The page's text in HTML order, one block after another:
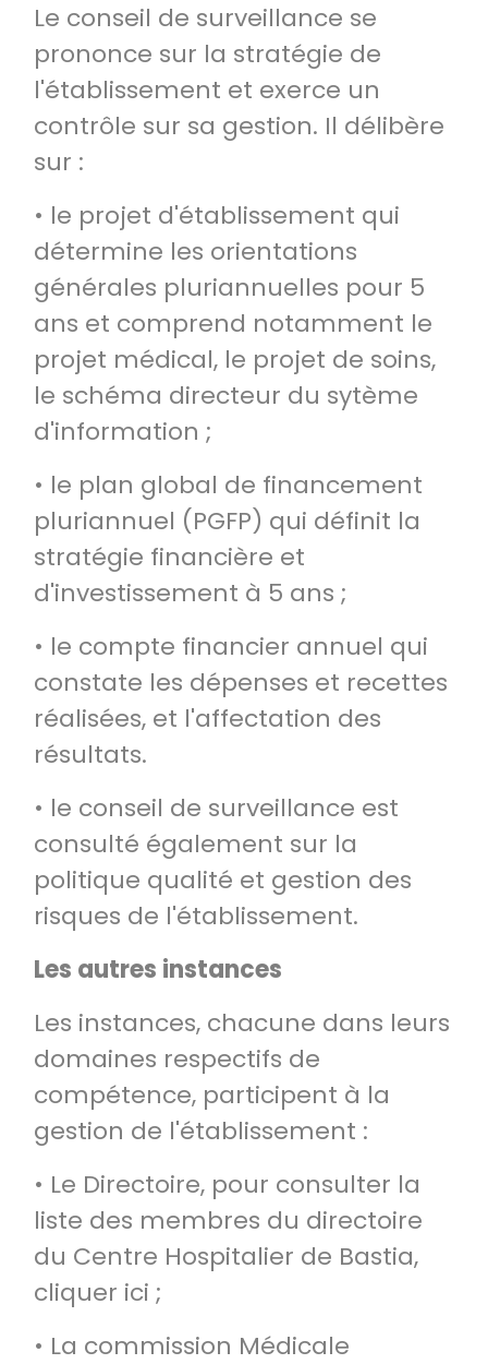
Le conseil de surveillance se
prononce sur la stratégie de
l'établissement et exerce un
contrôle sur sa gestion. Il délibère
sur :
• le projet d'établissement qui
détermine les orientations
générales pluriannuelles pour 5
ans et comprend notamment le
projet médical, le projet de soins,
le schéma directeur du sytème
d'information ;
• le plan global de financement
pluriannuel (PGFP) qui définit la
stratégie financière et
d'investissement à 5 ans ;
• le compte financier annuel qui
constate les dépenses et recettes
réalisées, et l'affectation des
résultats.
• le conseil de surveillance est
consulté également sur la
politique qualité et gestion des
risques de l'établissement.
Les autres instances
Les instances, chacune dans leurs
domaines respectifs de
compétence, participent à la
gestion de l'établissement :
• Le Directoire, pour consulter la
liste des membres du directoire
du Centre Hospitalier de Bastia,
cliquer ici ;
• La commission Médicale